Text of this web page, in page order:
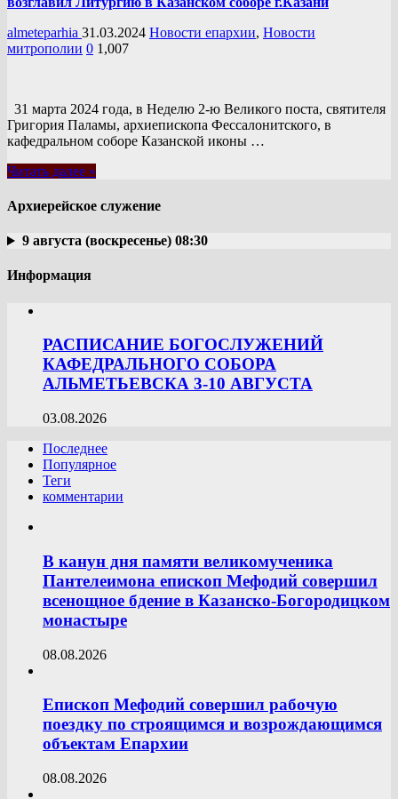
almeteparhia 31.03.2024 Новости епархии, Новости
митрополии 0 1,007
31 марта 2024 года, в Неделю 2-ю Великого поста, святителя
Григория Паламы, архиепископа Фессалонитского, в
кафедральном соборе Казанской иконы …
Читать далее »
Архиерейское служение
9 августа (воскресенье) 08:30
Информация
РАСПИСАНИЕ БОГОСЛУЖЕНИЙ
КАФЕДРАЛЬНОГО СОБОРА
АЛЬМЕТЬЕВСКА 3-10 АВГУСТА
03.08.2026
Последнее
Популярное
Теги
комментарии
В канун дня памяти великомученика
Пантелеимона епископ Мефодий совершил
всенощное бдение в Казанско-Богородицком
монастыре
08.08.2026
Епископ Мефодий совершил рабочую
поездку по строящимся и возрождающимся
объектам Епархии
08.08.2026